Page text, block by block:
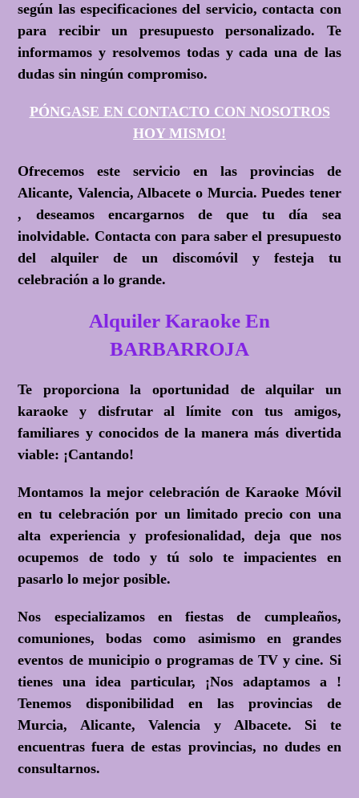
según las especificaciones del servicio, contacta con
para recibir un presupuesto personalizado. Te
informamos y resolvemos todas y cada una de las
dudas sin ningún compromiso.
PÓNGASE EN CONTACTO CON NOSOTROS
HOY MISMO!
Ofrecemos este servicio en las provincias de
Alicante, Valencia, Albacete o Murcia. Puedes tener
, deseamos encargarnos de que tu día sea
inolvidable. Contacta con para saber el presupuesto
del alquiler de un discomóvil y festeja tu
celebración a lo grande.
Alquiler Karaoke En
BARBARROJA
Te proporciona la oportunidad de alquilar un
karaoke y disfrutar al límite con tus amigos,
familiares y conocidos de la manera más divertida
viable: ¡Cantando!
Montamos la mejor celebración de Karaoke Móvil
en tu celebración por un limitado precio con una
alta experiencia y profesionalidad, deja que nos
ocupemos de todo y tú solo te impacientes en
pasarlo lo mejor posible.
Nos especializamos en fiestas de cumpleaños,
comuniones, bodas como asimismo en grandes
eventos de municipio o programas de TV y cine. Si
tienes una idea particular, ¡Nos adaptamos a !
Tenemos disponibilidad en las provincias de
Murcia, Alicante, Valencia y Albacete. Si te
encuentras fuera de estas provincias, no dudes en
consultarnos.